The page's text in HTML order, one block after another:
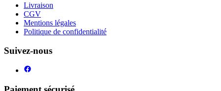
Livraison
CGV
Mentions légales
Politique de confidentialité
Suivez-nous